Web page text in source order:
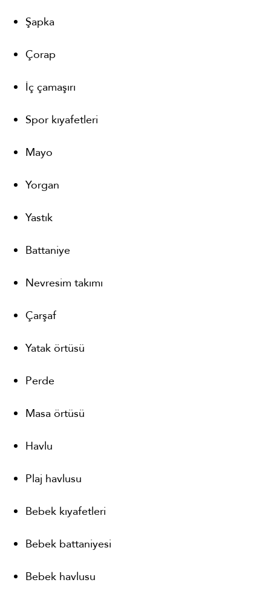
Şapka
Çorap
İç çamaşırı
Spor kıyafetleri
Mayo
Yorgan
Yastık
Battaniye
Nevresim takımı
Çarşaf
Yatak örtüsü
Perde
Masa örtüsü
Havlu
Plaj havlusu
Bebek kıyafetleri
Bebek battaniyesi
Bebek havlusu